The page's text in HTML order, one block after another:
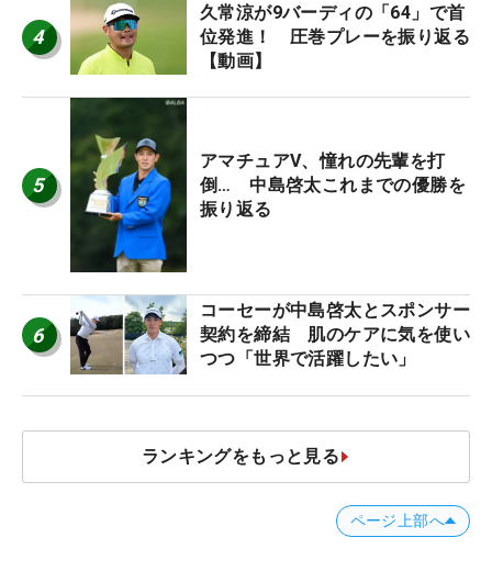
4
久常涼が9バーディの「64」で首
位発進！ 圧巻プレーを振り返る
【動画】
5
アマチュアV、憧れの先輩を打
倒… 中島啓太これまでの優勝を
振り返る
6
コーセーが中島啓太とスポンサー
契約を締結 肌のケアに気を使い
つつ「世界で活躍したい」
ランキングをもっと見る
ページ上部へ